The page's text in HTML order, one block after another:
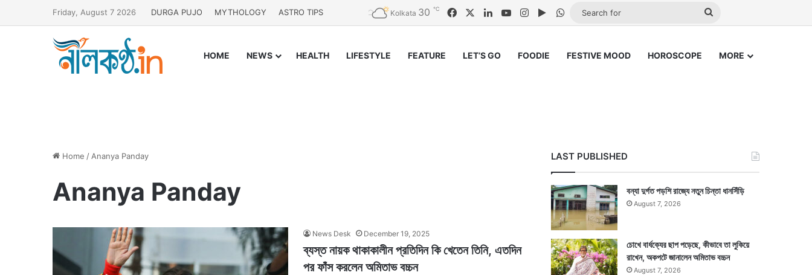
Friday, August 7 2026 DURGA PUJO MYTHOLOGY ASTRO TIPS Kolkata 30 ℃ FacebookLinkedInYouTubeInstagramGoogle Play
WhatsApp
Search
HOME NEWS HEALTH LIFESTYLE FEATURE LET’S GO FOODIE FESTIVE MOOD HOROSCOPE MORE
Home / Ananya Panday
Ananya Panday
News Desk December 19, 2025
ব্যস্ত নায়ক থাকাকালীন প্রতিদিন কি খেতেন তিনি, এতদিন
পর ফাঁস করলেন অমিতাভ বচ্চন
LAST PUBLISHED
বন্যা দুর্গত পড়শি রাজ্যে নতুন চিন্তা ধানসিঁড়ি
August 7, 2026
চোখে বার্ধক্যের ছাপ পড়েছে, কীভাবে তা লুকিয়ে
রাখেন, অকপটে জানালেন অমিতাভ বচ্চন
August 7, 2026